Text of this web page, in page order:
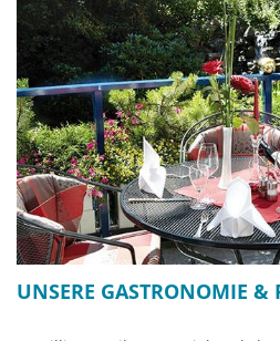
UNSERE GASTRONOMIE &